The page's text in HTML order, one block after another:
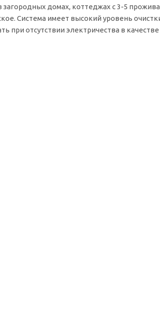
загородных домах, коттеджах с 3-5
Система имеет высокий уровень
при отсутствии электричества в